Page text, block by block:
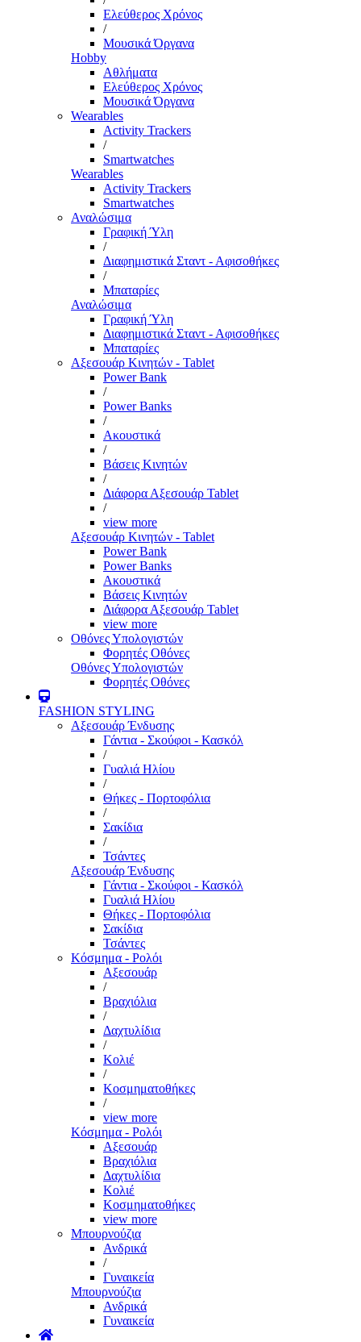
Ελεύθερος Χρόνος
/
Μουσικά Όργανα
Hobby
Αθλήματα
Ελεύθερος Χρόνος
Μουσικά Όργανα
Wearables
Activity Trackers
/
Smartwatches
Wearables
Activity Trackers
Smartwatches
Αναλώσιμα
Γραφική Ύλη
/
Διαφημιστικά Σταντ - Αφισοθήκες
/
Μπαταρίες
Αναλώσιμα
Γραφική Ύλη
Διαφημιστικά Σταντ - Αφισοθήκες
Μπαταρίες
Αξεσουάρ Κινητών - Tablet
Power Bank
/
Power Banks
/
Ακουστικά
/
Βάσεις Κινητών
/
Διάφορα Αξεσουάρ Tablet
/
view more
Αξεσουάρ Κινητών - Tablet
Power Bank
Power Banks
Ακουστικά
Βάσεις Κινητών
Διάφορα Αξεσουάρ Tablet
view more
Οθόνες Υπολογιστών
Φορητές Οθόνες
Οθόνες Υπολογιστών
Φορητές Οθόνες
FASHION STYLING
Αξεσουάρ Ένδυσης
Γάντια - Σκούφοι - Κασκόλ
/
Γυαλιά Ηλίου
/
Θήκες - Πορτοφόλια
/
Σακίδια
/
Τσάντες
Αξεσουάρ Ένδυσης
Γάντια - Σκούφοι - Κασκόλ
Γυαλιά Ηλίου
Θήκες - Πορτοφόλια
Σακίδια
Τσάντες
Κόσμημα - Ρολόι
Αξεσουάρ
/
Βραχιόλια
/
Δαχτυλίδια
/
Κολιέ
/
Κοσμηματοθήκες
/
view more
Κόσμημα - Ρολόι
Αξεσουάρ
Βραχιόλια
Δαχτυλίδια
Κολιέ
Κοσμηματοθήκες
view more
Μπουρνούζια
Ανδρικά
/
Γυναικεία
Μπουρνούζια
Ανδρικά
Γυναικεία